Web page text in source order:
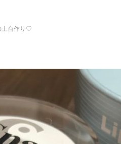
土台作り♡